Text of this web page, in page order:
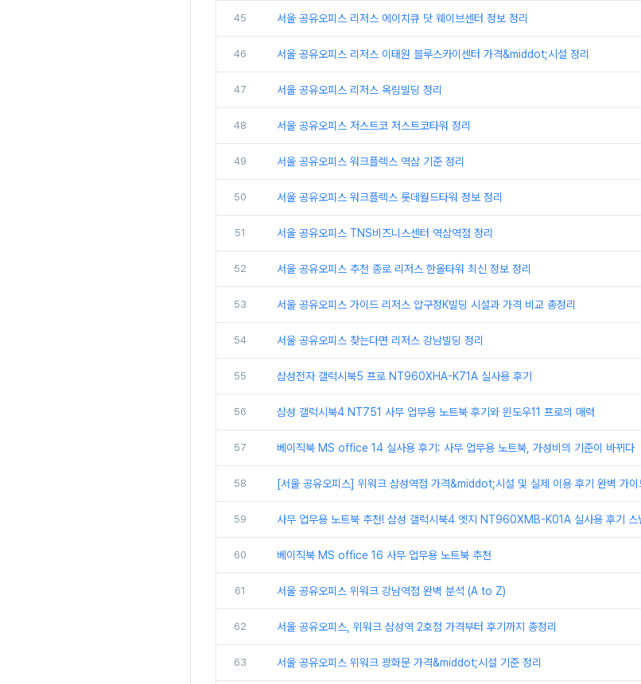
45 서울 공유오피스 리저스 에이치큐 닷 웨이브센터 정보 정리
46 서울 공유오피스 리저스 이태원 블루스카이센터 가격&middot;시설 정리
47 서울 공유오피스 리저스 옥림빌딩 정리
48 서울 공유오피스 저스트코 저스트코타워 정리
49 서울 공유오피스 워크플렉스 역삼 기준 정리
50 서울 공유오피스 워크플렉스 롯데월드타워 정보 정리
51 서울 공유오피스 TNS비즈니스센터 역삼역점 정리
52 서울 공유오피스 추천 종로 리저스 한올타워 최신 정보 정리
53 서울 공유오피스 가이드 리저스 압구정K빌딩 시설과 가격 비교 총정리
54 서울 공유오피스 찾는다면 리저스 강남빌딩 정리
55 삼성전자 갤럭시북5 프로 NT960XHA-K71A 실사용 후기
56 삼성 갤럭시북4 NT751 사무 업무용 노트북 후기와 윈도우11 프로의 매력
57 베이직북 MS office 14 실사용 후기: 사무 업무용 노트북, 가성비의 기준이 바뀌다
58 [서울 공유오피스] 위워크 삼성역점 가격&middot;시설 및 실제 이용 후기 완벽 가이
59 사무 업무용 노트북 추천! 삼성 갤럭시북4 엣지 NT960XMB-K01A 실사용 후기 스
60 베이직북 MS office 16 사무 업무용 노트북 추천
61 서울 공유오피스 위워크 강남역점 완벽 분석 (A to Z)
62 서울 공유오피스, 위워크 삼성역 2호점 가격부터 후기까지 총정리
63 서울 공유오피스 위워크 광화문 가격&middot;시설 기준 정리